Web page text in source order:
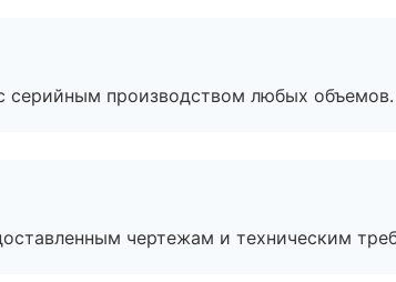
серийным производством любых объемов.
чертежам и техническим